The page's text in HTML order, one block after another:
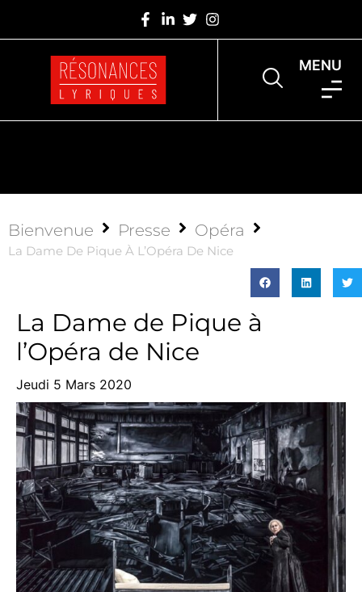
MENU
Bienvenue Presse Opéra
La Dame De Pique À L’Opéra De Nice
La Dame de Pique à
l’Opéra de Nice
Jeudi 5 Mars 2020